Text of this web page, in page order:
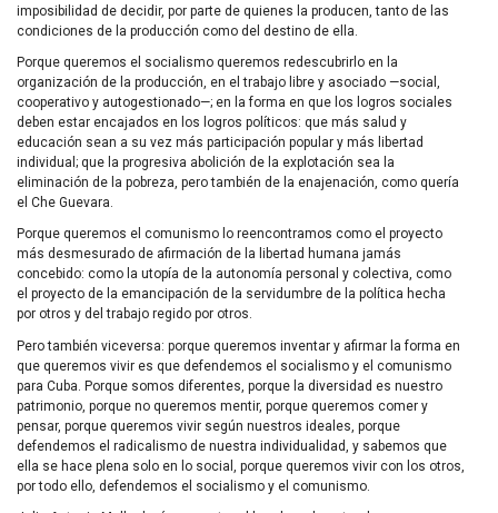
imposibilidad de decidir, por parte de quienes la producen, tanto de las
condiciones de la producción como del destino de ella.
Porque queremos el socialismo queremos redescubrirlo en la
organización de la producción, en el trabajo libre y asociado —social,
cooperativo y autogestionado—; en la forma en que los logros sociales
deben estar encajados en los logros políticos: que más salud y
educación sean a su vez más participación popular y más libertad
individual; que la progresiva abolición de la explotación sea la
eliminación de la pobreza, pero también de la enajenación, como quería
el Che Guevara.
Porque queremos el comunismo lo reencontramos como el proyecto
más desmesurado de afirmación de la libertad humana jamás
concebido: como la utopía de la autonomía personal y colectiva, como
el proyecto de la emancipación de la servidumbre de la política hecha
por otros y del trabajo regido por otros.
Pero también viceversa: porque queremos inventar y afirmar la forma en
que queremos vivir es que defendemos el socialismo y el comunismo
para Cuba. Porque somos diferentes, porque la diversidad es nuestro
patrimonio, porque no queremos mentir, porque queremos comer y
pensar, porque queremos vivir según nuestros ideales, porque
defendemos el radicalismo de nuestra individualidad, y sabemos que
ella se hace plena solo en lo social, porque queremos vivir con los otros,
por todo ello, defendemos el socialismo y el comunismo.